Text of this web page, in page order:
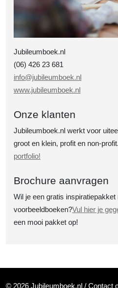
Jubileumboek.nl
(06) 426 23 681
info@jubileumboek.nl
www.jubileumboek.nl
Onze klanten
Jubileumboek.nl werkt voor
groot en klein, profit en non-profit.
portfolio!
Brochure aanvragen
Wil je een gratis inspiratiepakket
voorbeeldboeken?Vul hier je
een mooi pakket op!
© 2026 Jubileumboek.nl / Contact